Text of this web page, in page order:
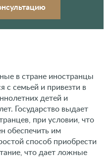
в стране иностранцы
с семьей и привезти в
детей и
Государство выдает
при условии, что
обеспечить им
способ приобрести
что дает ложные